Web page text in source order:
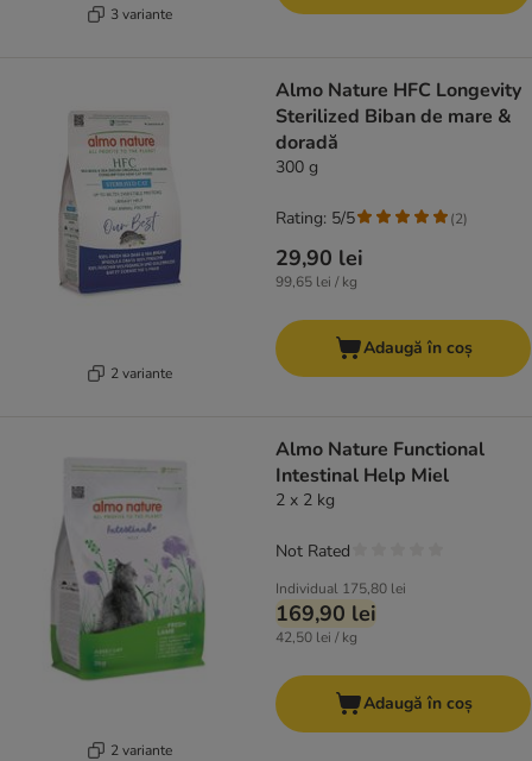
3 variante
2 variante
Almo Nature HFC Longevity
Sterilized Biban de mare &
doradă
300 g
29,90 lei
99,65 lei / kg
Rating: 5/5 (2)
Adaugă în coș
2 variante
Almo Nature Functional
Intestinal Help Miel
2 x 2 kg
Individual 175,80 lei
169,90 lei
42,50 lei / kg
Not Rated
Adaugă în coș